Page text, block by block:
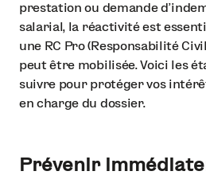
prestation ou demande
salarial, la réactivité est
une RC Pro (Responsabilité
peut être mobilisée. Voici les
suivre pour protéger vos
en charge du dossier.
Prévenir